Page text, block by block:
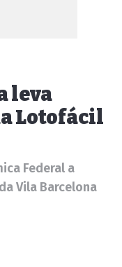
leva
Lotofácil
Federal a
Vila Barcelona